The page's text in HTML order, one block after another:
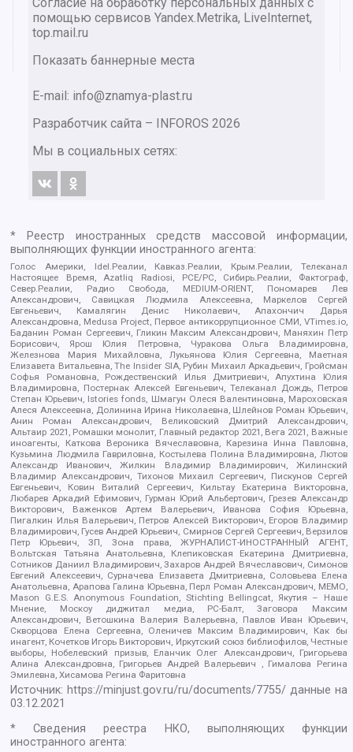
помощью сервисов Yandex.Metrika, LiveInternet,
top.mail.ru
Показать баннерные места
E-mail: info@znamya-plast.ru
Разработчик сайта – INFOROS 2026
Мы в социальных сетях:
* Реестр иностранных средств массовой информации,
выполняющих функции иностранного агента:
Голос Америки, Idel.Реалии, Кавказ.Реалии, Крым.Реалии, Телеканал
Настоящее Время, Azatliq Radiosi, PCE/PC, Сибирь.Реалии, Фактограф,
Север.Реалии, Радио Свобода, MEDIUM-ORIENT, Пономарев Лев
Александрович, Савицкая Людмила Алексеевна, Маркелов Сергей
Евгеньевич, Камалягин Денис Николаевич, Апахончич Дарья
Александровна, Medusa Project, Первое антикоррупционное СМИ, VTimes.io,
Баданин Роман Сергеевич, Гликин Максим Александрович, Маняхин Петр
Борисович, Ярош Юлия Петровна, Чуракова Ольга Владимировна,
Железнова Мария Михайловна, Лукьянова Юлия Сергеевна, Маетная
Елизавета Витальевна, The Insider SIA, Рубин Михаил Аркадьевич, Гройсман
Софья Романовна, Рождественский Илья Дмитриевич, Апухтина Юлия
Владимировна, Постернак Алексей Евгеньевич, Телеканал Дождь, Петров
Степан Юрьевич, Istories fonds, Шмагун Олеся Валентиновна, Мароховская
Алеся Алексеевна, Долинина Ирина Николаевна, Шлейнов Роман Юрьевич,
Анин Роман Александрович, Великовский Дмитрий Александрович,
Альтаир 2021, Ромашки монолит, Главный редактор 2021, Вега 2021, Важные
иноагенты, Каткова Вероника Вячеславовна, Карезина Инна Павловна,
Кузьмина Людмила Гавриловна, Костылева Полина Владимировна, Лютов
Александр Иванович, Жилкин Владимир Владимирович, Жилинский
Владимир Александрович, Тихонов Михаил Сергеевич, Пискунов Сергей
Евгеньевич, Ковин Виталий Сергеевич, Кильтау Екатерина Викторовна,
Любарев Аркадий Ефимович, Гурман Юрий Альбертович, Грезев Александр
Викторович, Важенков Артем Валерьевич, Иванова София Юрьевна,
Пигалкин Илья Валерьевич, Петров Алексей Викторович, Егоров Владимир
Владимирович, Гусев Андрей Юрьевич, Смирнов Сергей Сергеевич, Верзилов
Петр Юрьевич, ЗП, Зона права, ЖУРНАЛИСТ-ИНОСТРАННЫЙ АГЕНТ,
Вольтская Татьяна Анатольевна, Клепиковская Екатерина Дмитриевна,
Сотников Даниил Владимирович, Захаров Андрей Вячеславович, Симонов
Евгений Алексеевич, Сурначева Елизавета Дмитриевна, Соловьева Елена
Анатольевна, Арапова Галина Юрьевна, Перл Роман Александрович, МЕМО,
Mason G.E.S. Anonymous Foundation, Stichting Bellingcat, Якутия – Наше
Мнение, Москоу диджитал медиа, РС-Балт, Заговора Максим
Александрович, Ветошкина Валерия Валерьевна, Павлов Иван Юрьевич,
Скворцова Елена Сергеевна, Оленичев Максим Владимирович, Как бы
инагент, Кочетков Игорь Викторович, Иркутский союз библиофилов, Честные
выборы, Нобелевский призыв, Еланчик Олег Александрович, Григорьева
Алина Александровна, Григорьев Андрей Валерьевич , Гималова Регина
Эмилевна, Хисамова Регина Фаритовна
Источник:https://minjust.gov.ru/ru/documents/7755/ данные на
03.12.2021
* Сведения реестра НКО, выполняющих функции
иностранного агента: